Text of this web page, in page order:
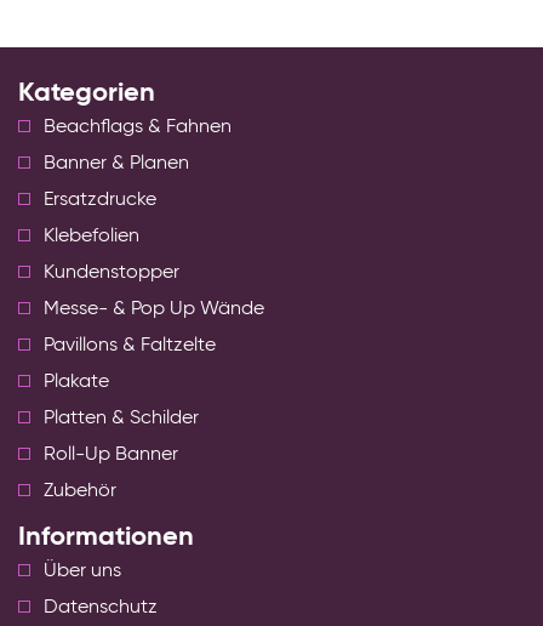
Kategorien
Beachflags & Fahnen
Banner & Planen
Ersatzdrucke
Klebefolien
Kundenstopper
Messe- & Pop Up Wände
Pavillons & Faltzelte
Plakate
Platten & Schilder
Roll-Up Banner
Zubehör
Informationen
Über uns
Datenschutz